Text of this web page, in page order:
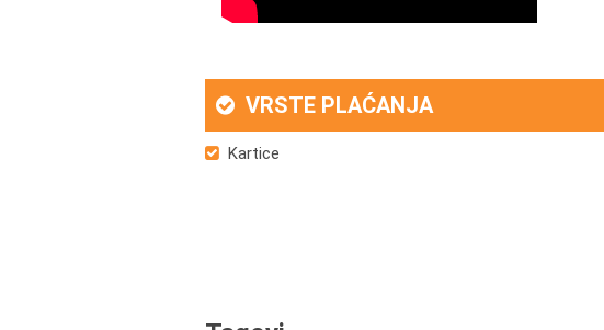
VRSTE PLAĆANJA
Kartice